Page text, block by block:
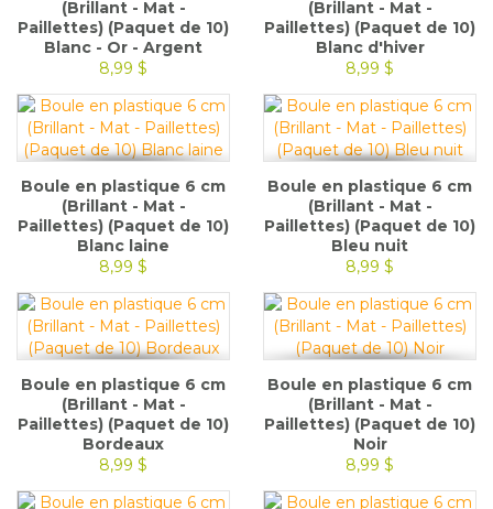
(Brillant - Mat -
Paillettes) (Paquet de 10)
Blanc - Or - Argent
8,99 $
(Brillant - Mat -
Paillettes) (Paquet de 10)
Blanc d'hiver
8,99 $
Boule en plastique 6 cm
(Brillant - Mat -
Paillettes) (Paquet de 10)
Blanc laine
8,99 $
Boule en plastique 6 cm
(Brillant - Mat -
Paillettes) (Paquet de 10)
Bleu nuit
8,99 $
Boule en plastique 6 cm
(Brillant - Mat -
Paillettes) (Paquet de 10)
Bordeaux
8,99 $
Boule en plastique 6 cm
(Brillant - Mat -
Paillettes) (Paquet de 10)
Noir
8,99 $